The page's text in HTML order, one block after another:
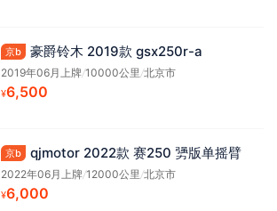
京b 豪爵铃木 2019款 gsx250r-a
2019年06月上牌/10000公里 /北京市
¥6,500
京b qjmotor 2022款 赛250 勥版单摇臂
2022年06月上牌/12000公里 /北京市
¥6,000